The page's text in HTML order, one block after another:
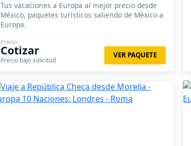
Tus vacaciones a Europa al mejor precio desde
México, paquetes turísticos saliendo de México a
Europa.
Precio
Cotizar
Precio bajo solicitud
VER PAQUETE